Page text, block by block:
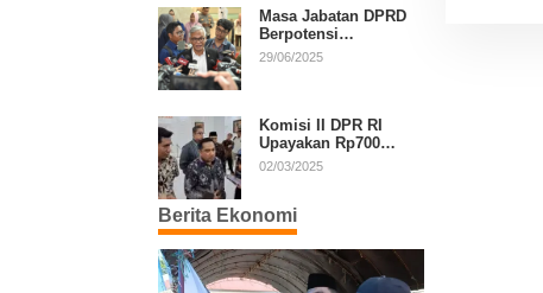
Masa Jabatan DPRD
Berpotensi
Diperpanjang, Aria
29/06/2025
Komisi II DPR RI
Upayakan Rp700
Miliar dari APBN
Putusan MK
02/03/2025
Berita Ekonomi